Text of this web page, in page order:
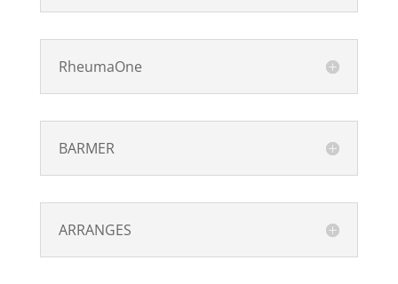
RheumaOne
BARMER
ARRANGES